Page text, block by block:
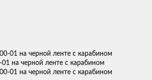
на черной ленте с карабином